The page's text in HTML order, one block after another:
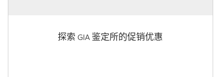
探索 GIA 鉴定所的促销优惠